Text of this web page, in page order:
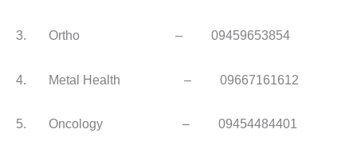
3. Ortho – 09459653854
4. Metal Health – 09667161612
5. Oncology – 09454484401